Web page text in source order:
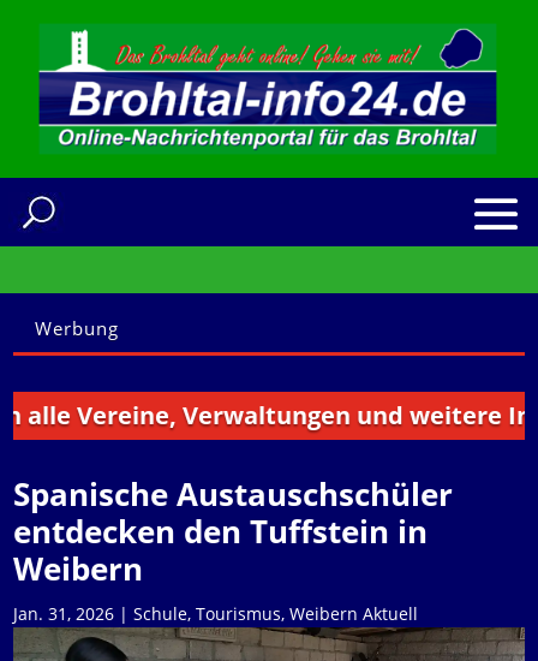
Werbung
Vereine, Verwaltungen und weitere
Spanische Austauschschüler
entdecken den Tuffstein in
Weibern
Jan. 31, 2026 | Schule, Tourismus, Weibern Aktuell